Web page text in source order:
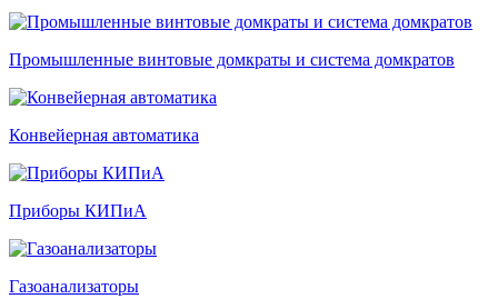
Промышленные винтовые домкраты и система домкратов
Конвейерная автоматика
Приборы КИПиА
Газоанализаторы